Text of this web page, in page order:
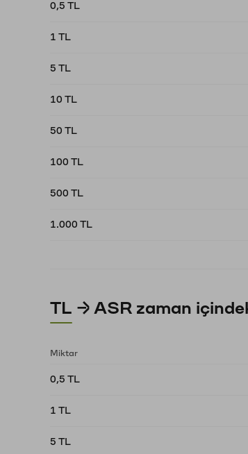
0,5 TL
1 TL
5 TL
10 TL
50 TL
100 TL
500 TL
1.000 TL
TL → ASR zaman
Miktar
0,5 TL
1 TL
5 TL